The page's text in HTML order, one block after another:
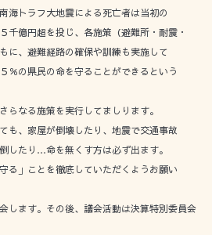
海トラフ大地震による死亡者は当初の
千億円超を投じ、各施策（避難所・耐震・
に、避難経路の確保や訓練も実施して
％の県民の命を守ることができるという
らなる施策を実行してましります。
も、家屋が倒壊したり、地震で交通事故
したり…命を無くす方は必ず出ます。
る」ことを徹底していただくようお願い
します。その後、議会活動は決算特別委員会